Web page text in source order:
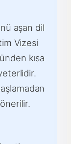
aşan dil
Vizesi
kısa